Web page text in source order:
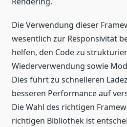
Die Verwendung dieser
wesentlich zur Responsivität
helfen, den Code zu
Wiederverwendung sowie
Dies führt zu schnelleren
besseren Performance auf
Die Wahl des richtigen
richtigen Bibliothek ist